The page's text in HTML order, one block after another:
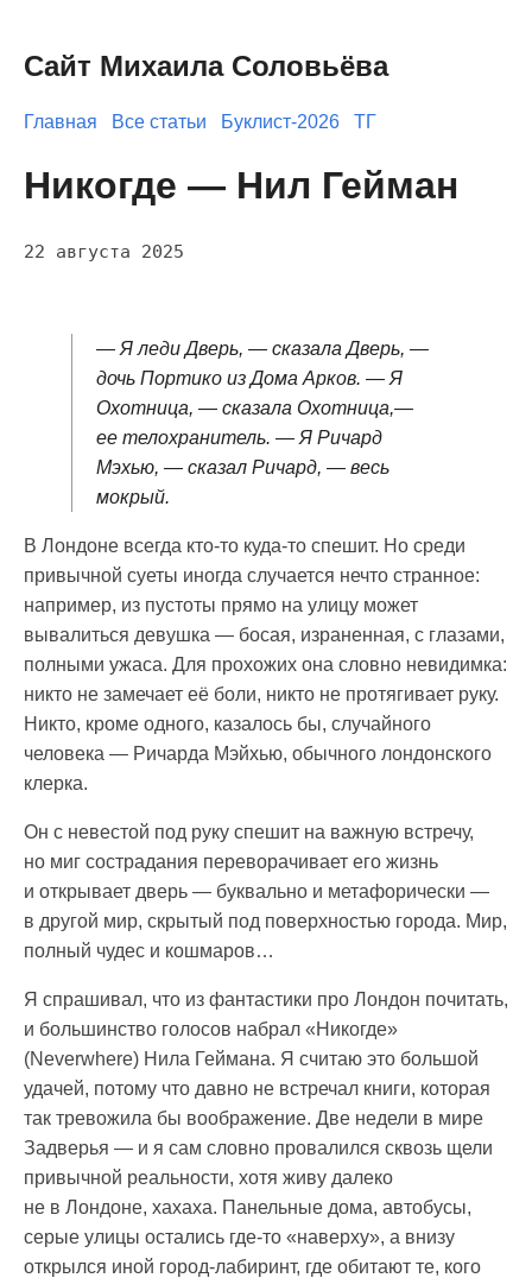
Сайт Михаила Соловьёва
Главная Все статьи Буклист-2026 ТГ
Никогде — Нил Гейман
22 августа 2025
— Я леди Дверь, — сказала Дверь, —
дочь Портико из Дома Арков. — Я
Охотница, — сказала Охотница,—
ее телохранитель. — Я Ричард
Мэхью, — сказал Ричард, — весь
мокрый.
В Лондоне всегда кто-то куда-то спешит. Но среди
привычной суеты иногда случается нечто странное:
например, из пустоты прямо на улицу может
вывалиться девушка — босая, израненная, с глазами,
полными ужаса. Для прохожих она словно невидимка:
никто не замечает её боли, никто не протягивает руку.
Никто, кроме одного, казалось бы, случайного
человека — Ричарда Мэйхью, обычного лондонского
клерка.
Он с невестой под руку спешит на важную встречу,
но миг сострадания переворачивает его жизнь
и открывает дверь — буквально и метафорически —
в другой мир, скрытый под поверхностью города. Мир,
полный чудес и кошмаров…
Я спрашивал, что из фантастики про Лондон почитать,
и большинство голосов набрал «Никогде»
(Neverwhere) Нила Геймана. Я считаю это большой
удачей, потому что давно не встречал книги, которая
так тревожила бы воображение. Две недели в мире
Задверья — и я сам словно провалился сквозь щели
привычной реальности, хотя живу далеко
не в Лондоне, хахаха. Панельные дома, автобусы,
серые улицы остались где-то «наверху», а внизу
открылся иной город-лабиринт, где обитают те, кого